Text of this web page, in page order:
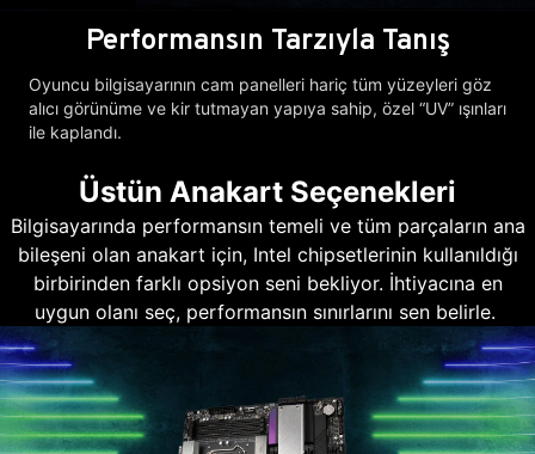
Performansın Tarzıyla Tanış
Oyuncu bilgisayarının cam panelleri hariç tüm yüzeyleri göz
alıcı görünüme ve kir tutmayan yapıya sahip, özel “UV” ışınları
ile kaplandı.
Üstün Anakart Seçenekleri
Bilgisayarında performansın temeli ve tüm parçaların ana
bileşeni olan anakart için, Intel chipsetlerinin kullanıldığı
birbirinden farklı opsiyon seni bekliyor. İhtiyacına en
uygun olanı seç, performansın sınırlarını sen belirle.